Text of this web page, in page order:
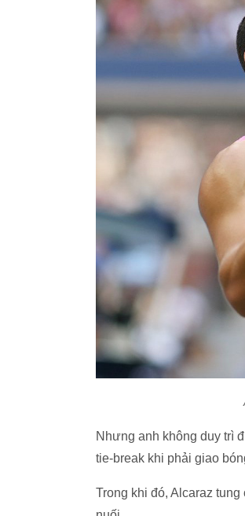
Nhưng anh không duy trì
tie-break khi phải giao
Trong khi đó, Alcaraz